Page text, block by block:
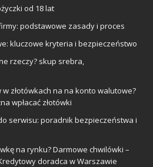
od 18 lat
podstawowe zasady i proces
kluczowe kryteria i bezpieczeństwo
rzeczy? skup srebra,
złotówkach na na konto walutowe?
wpłacać złotówki
serwisu: poradnik bezpieczeństwa i
na rynku? Darmowe chwilówki –
doradca w Warszawie